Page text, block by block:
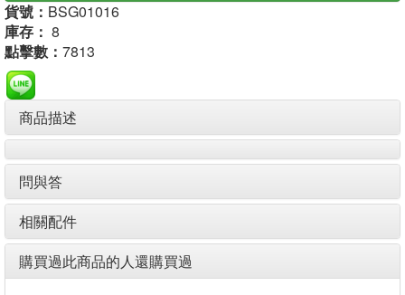
貨號： BSG01016
庫存： 8
點擊數： 7813
商品描述
問與答
相關配件
購買過此商品的人還購買過